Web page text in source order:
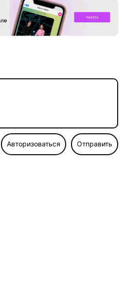
Авторизоваться Отправить